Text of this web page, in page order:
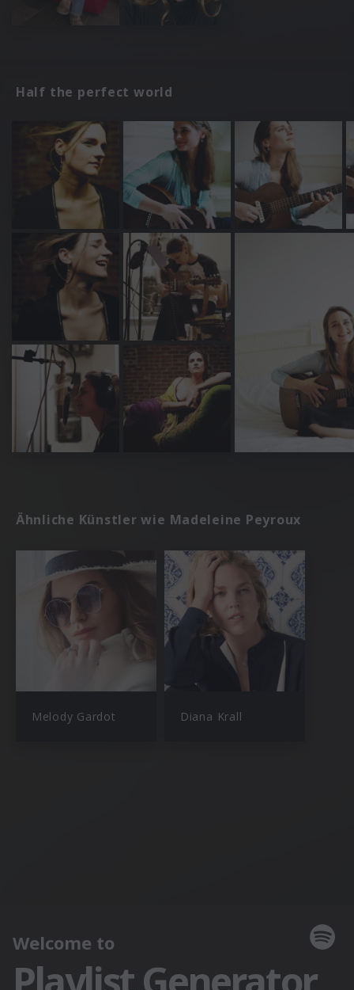
Half the perfect world
Ähnliche Künstler wie Madeleine Peyroux
Melody Gardot Diana Krall